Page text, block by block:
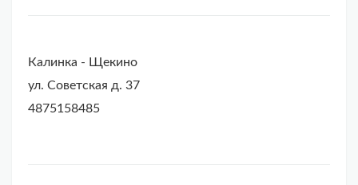
Калинка - Щекино
ул. Советская д. 37
4875158485